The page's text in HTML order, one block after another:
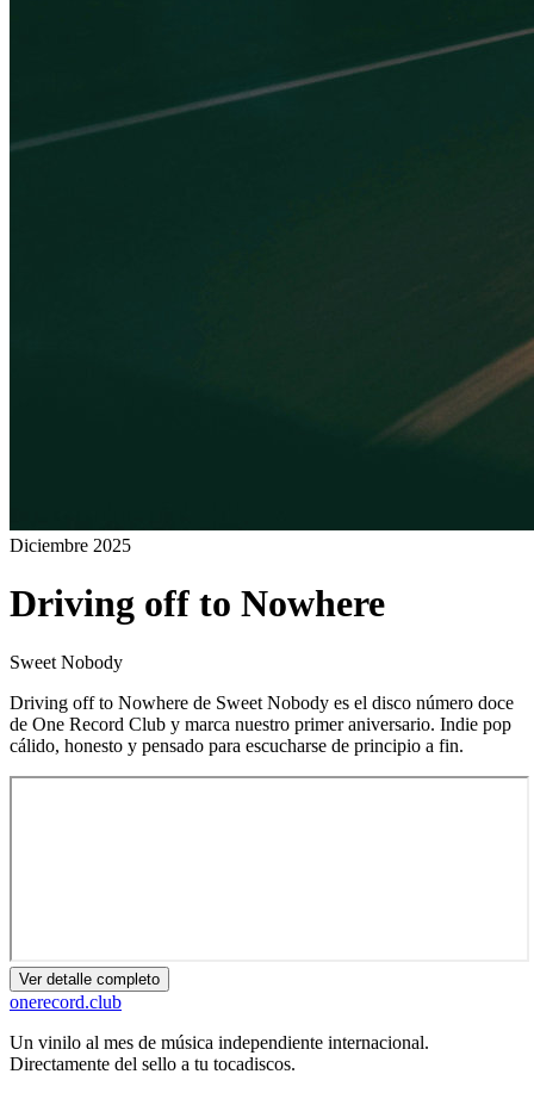
Diciembre 2025
Driving off to Nowhere
Sweet Nobody
Driving off to Nowhere de Sweet Nobody es el disco número doce
de One Record Club y marca nuestro primer aniversario. Indie pop
cálido, honesto y pensado para escucharse de principio a fin.
Ver detalle completo
onerecord.club
Un vinilo al mes de música independiente internacional.
Directamente del sello a tu tocadiscos.